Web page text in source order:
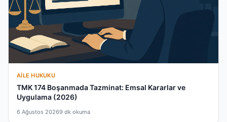
AILE HUKUKU
TMK 174 Boşanmada Tazminat: Emsal Kararlar ve
Uygulama (2026)
6 Ağustos 20269 dk okuma